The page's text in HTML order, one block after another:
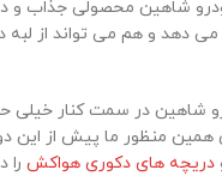
شاهین محصولی جذاب
دهد و هم می تواند از لبه
در سمت کنار خیلی
همین منظور ما پیش از این
دریچه های دکوری هواکش